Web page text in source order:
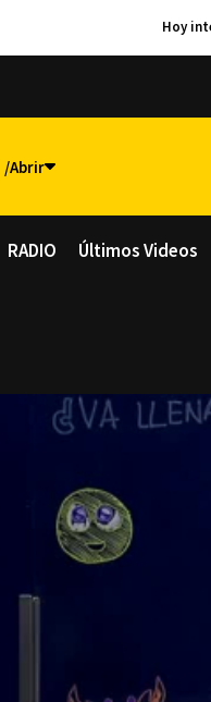
RADIO Últimos Videos